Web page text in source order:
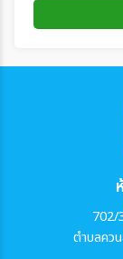
702/
ตำบลคว